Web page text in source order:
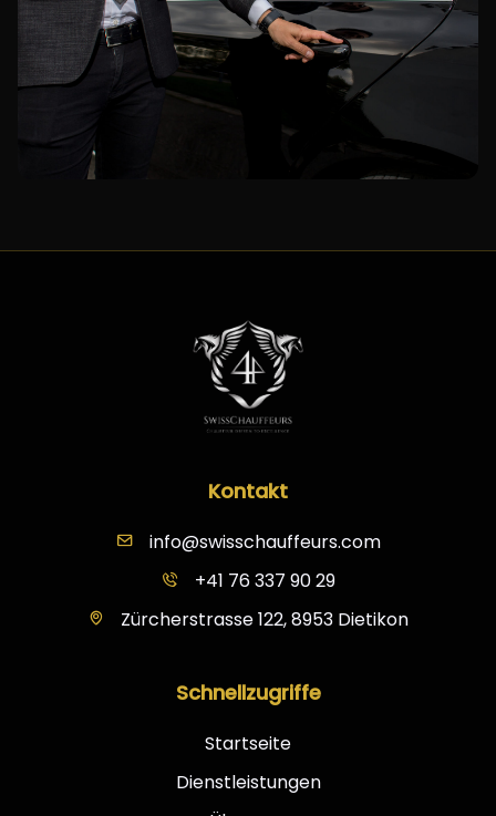
Kontakt
info@swisschauffeurs.com
+41 76 337 90 29
Zürcherstrasse 122, 8953 Dietikon
Schnellzugriffe
Startseite
Dienstleistungen